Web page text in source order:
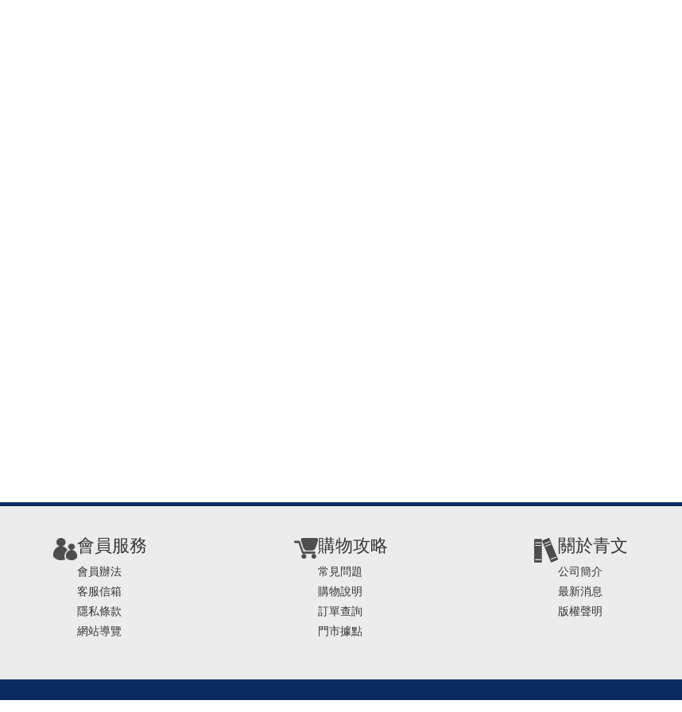
會員服務
會員辦法
客服信箱
隱私條款
網站導覽
購物攻略
常見問題
購物說明
訂單查詢
門市據點
關於青文
公司簡介
最新消息
版權聲明